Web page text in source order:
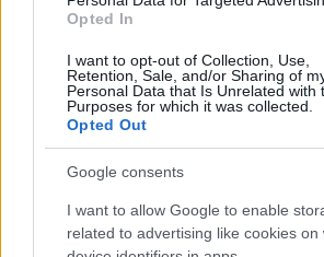
Opted In
I want to opt-out of Collection, Use,
Retention, Sale, and/or Sharing of
Personal Data that Is Unrelated with
Purposes for which it was collected.
Opted Out
Google consents
I want to allow Google to enable
related to advertising like cookies on